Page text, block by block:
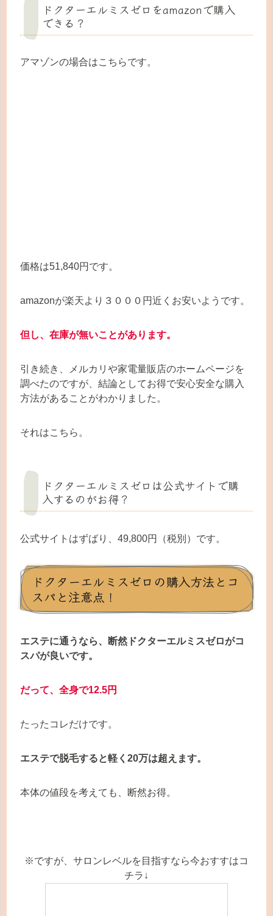
ドクターエルミスゼロをamazonで購入
できる？
アマゾンの場合はこちらです。
価格は51,840円です。
amazonが楽天より３０００円近くお安いようです。
但し、在庫が無いことがあります。
引き続き、メルカリや家電量販店のホームページを
調べたのですが、結論としてお得で安心安全な購入
方法があることがわかりました。
それはこちら。
ドクターエルミスゼロは公式サイトで購
入するのがお得？
公式サイトはずばり、49,800円（税別）です。
ドクターエルミスゼロの購入方法とコ
スパと注意点！
エステに通うなら、断然ドクターエルミスゼロがコ
スパが良いです。
だって、全身で12.5円
たったコレだけです。
エステで脱毛すると軽く20万は超えます。
本体の値段を考えても、断然お得。
※ですが、サロンレベルを目指すなら今おすすはコ
チラ↓